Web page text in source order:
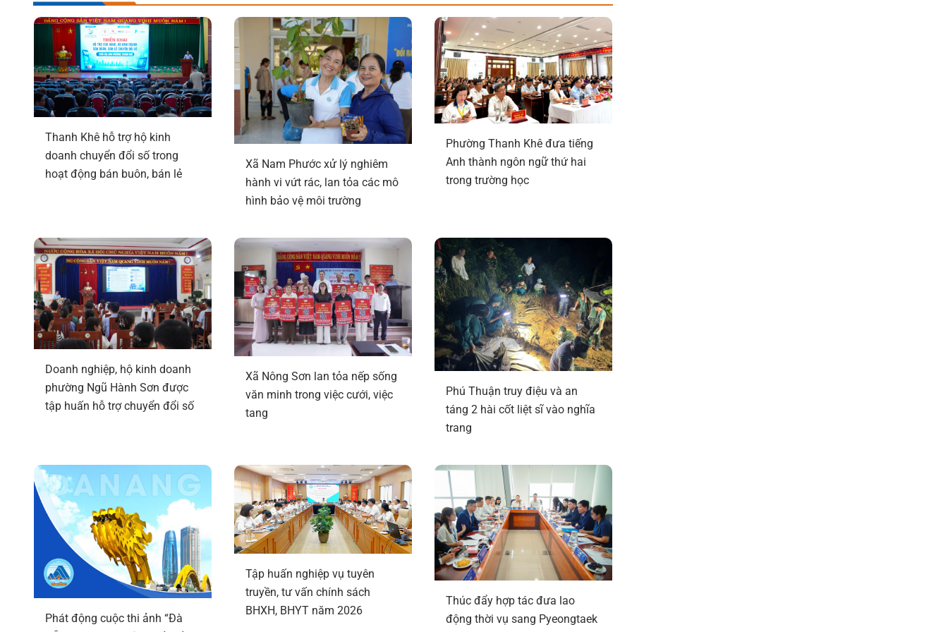
Thanh Khê hỗ trợ hộ kinh
doanh chuyển đổi số trong
hoạt động bán buôn, bán lẻ
Xã Nam Phước xử lý nghiêm
hành vi vứt rác, lan tỏa các mô
hình bảo vệ môi trường
Phường Thanh Khê đưa tiếng
Anh thành ngôn ngữ thứ hai
trong trường học
Doanh nghiệp, hộ kinh doanh
phường Ngũ Hành Sơn được
tập huấn hỗ trợ chuyển đổi số
Xã Nông Sơn lan tỏa nếp sống
văn minh trong việc cưới, việc
tang
Phú Thuận truy điệu và an
táng 2 hài cốt liệt sĩ vào nghĩa
trang
Phát động cuộc thi ảnh “Đà
Tập huấn nghiệp vụ tuyên
truyền, tư vấn chính sách
BHXH, BHYT năm 2026
Thúc đẩy hợp tác đưa lao
động thời vụ sang Pyeongtaek